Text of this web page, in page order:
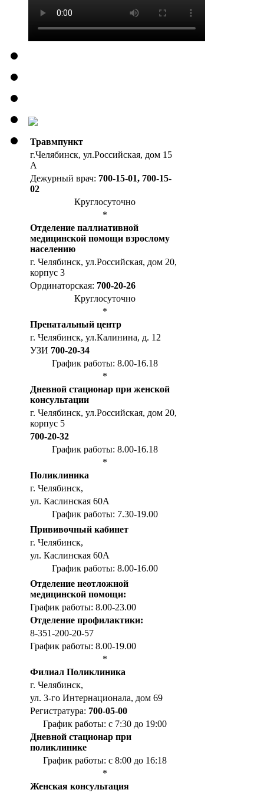
Травмпункт
г.Челябинск, ул.Российская, дом 15
А
Дежурный врач: 700-15-01, 700-15-
02
Круглосуточно
*
Отделение паллиативной
медицинской помощи взрослому
населению
г. Челябинск, ул.Российская, дом 20,
корпус 3
Ординаторская: 700-20-26
Круглосуточно
*
Пренатальный центр
г. Челябинск, ул.Калинина, д. 12
УЗИ 700-20-34
График работы: 8.00-16.18
*
Дневной стационар при женской
консультации
г. Челябинск, ул.Российская, дом 20,
корпус 5
700-20-32
График работы: 8.00-16.18
*
Поликлиника
г. Челябинск,
ул. Каслинская 60А
График работы: 7.30-19.00
Прививочный кабинет
г. Челябинск,
ул. Каслинская 60А
График работы: 8.00-16.00
Отделение неотложной
медицинской помощи:
График работы: 8.00-23.00
Отделение профилактики:
8-351-200-20-57
График работы: 8.00-19.00
*
Филиал Поликлиника
г. Челябинск,
ул. 3-го Интернационала, дом 69
Регистратура: 700-05-00
График работы: с 7:30 до 19:00
Дневной стационар при
поликлинике
График работы: с 8:00 до 16:18
*
Женская консультация